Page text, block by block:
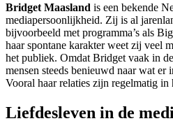
Bridget Maasland is een bekende
mediapersoonlijkheid. Zij is al
bijvoorbeeld met programma’s als
haar spontane karakter weet zij veel
het publiek. Omdat Bridget vaak in
mensen steeds benieuwd naar wat er
Vooral haar relaties zijn regelmatig in
Liefdesleven in de